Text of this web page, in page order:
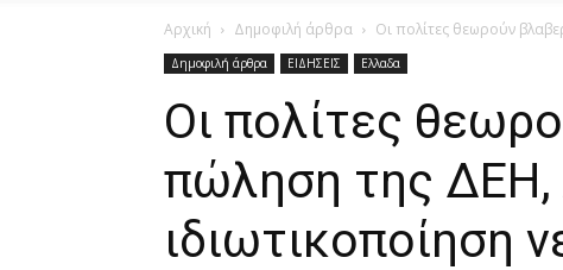
Αρχική Δημοφιλή άρθρα Οι πολίτες θεωρούν
Δημοφιλή άρθρα ΕΙΔΗΣΕΙΣ Ελλαδα
Οι πολίτες
πώληση της ΔΕΗ,
ιδιωτικοποίηση